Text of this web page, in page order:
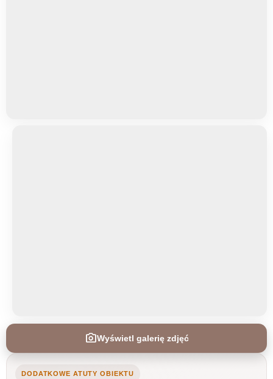
Wyświetl galerię
photo_cameraWyświetl galerię zdjęć
DODATKOWE ATUTY OBIEKTU